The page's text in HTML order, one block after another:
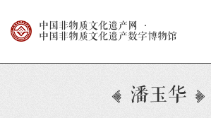
中国非物质文化遗产网
·
中国非物质文化遗产数字博物馆
潘玉华